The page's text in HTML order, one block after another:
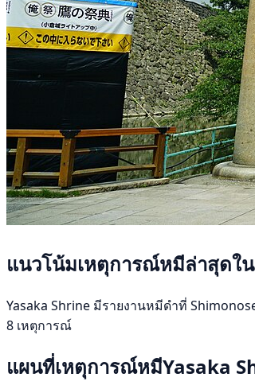
แนวโน้มเหตุการณ์หมีล่าสุดใ
Yasaka Shrine มีรายงานหมีดำที่
8 เหตุการณ์
แผนที่เหตุการณ์หมีYasaka